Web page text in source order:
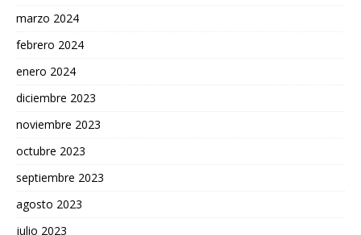
marzo 2024
febrero 2024
enero 2024
diciembre 2023
noviembre 2023
octubre 2023
septiembre 2023
agosto 2023
julio 2023